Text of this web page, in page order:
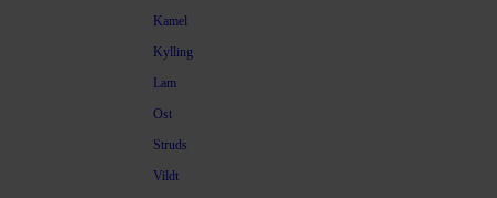
Kamel
Kylling
Lam
Ost
Struds
Vildt